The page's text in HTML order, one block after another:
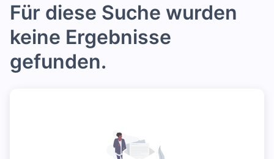
Für diese Suche wurden
keine Ergebnisse
gefunden.